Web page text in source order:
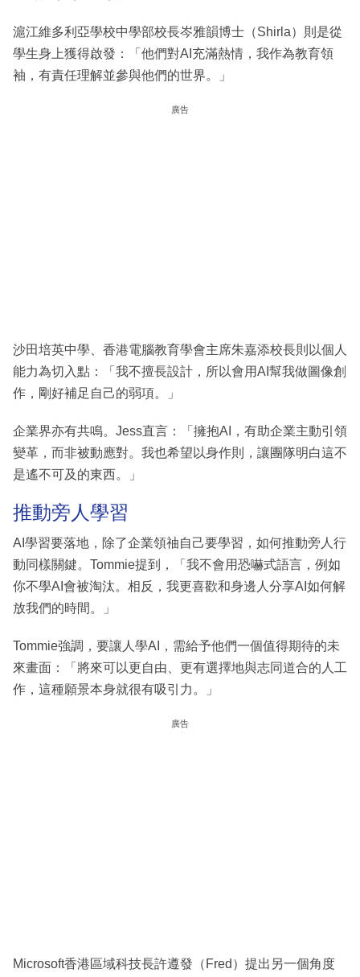
滬江維多利亞學校中學部校長岑雅韻博士（Shirla）則是從
學生身上獲得啟發：「他們對AI充滿熱情，我作為教育領
袖，有責任理解並參與他們的世界。」
廣告
沙田培英中學、香港電腦教育學會主席朱嘉添校長則以個人
能力為切入點：「我不擅長設計，所以會用AI幫我做圖像創
作，剛好補足自己的弱項。」
企業界亦有共鳴。Jess直言：「擁抱AI，有助企業主動引領
變革，而非被動應對。我也希望以身作則，讓團隊明白這不
是遙不可及的東西。」
推動旁人學習
AI學習要落地，除了企業領䄂自己要學習，如何推動旁人行
動同樣關鍵。Tommie提到，「我不會用恐嚇式語言，例如
你不學AI會被淘汰。相反，我更喜歡和身邊人分享AI如何解
放我們的時間。」
Tommie強調，要讓人學AI，需給予他們一個值得期待的未
來畫面：「將來可以更自由、更有選擇地與志同道合的人工
作，這種願景本身就很有吸引力。」
廣告
Microsoft香港區域科技長許遵發（Fred）提出另一個角度